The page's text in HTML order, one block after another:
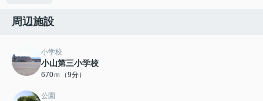
周辺施設
小学校
小山第三小学校
670ｍ（9分）
公園